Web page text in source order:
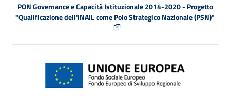
PON Governance e Capacità Istituzionale 2014-2020 - Progetto
"Qualificazione dell'INAIL come Polo Strategico Nazionale (PSN)"